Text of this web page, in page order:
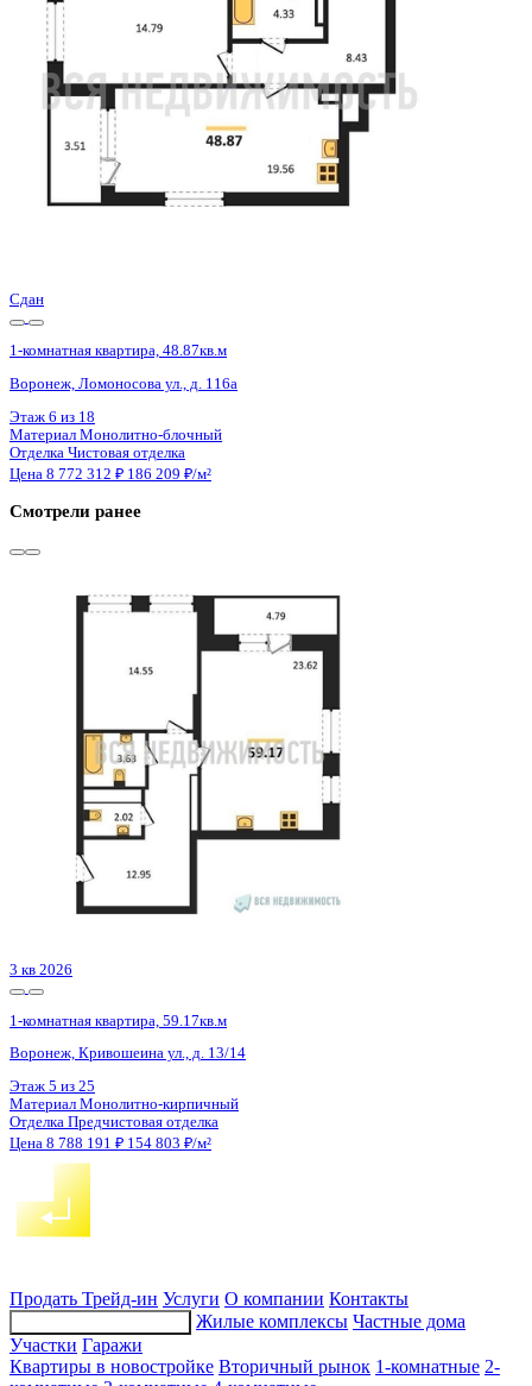
Сдан
1-комнатная квартира, 60.49кв.м
п. Солнечный, Кленовая ул., д. 1
Этаж 1 из 7
Отделка Чистовая отделка
4 кв 2028
1-комнатная квартира, 52.48кв.м
Воронеж, Московский пр-кт, д. 140
Этаж 13 из 25
Материал
Продать Трейд-ин Услуги О компании Контакты
Жилые комплексы Частные дома
Участки Гаражи
Квартиры в новостройке Вторичный рынок 1-комнатные 2-